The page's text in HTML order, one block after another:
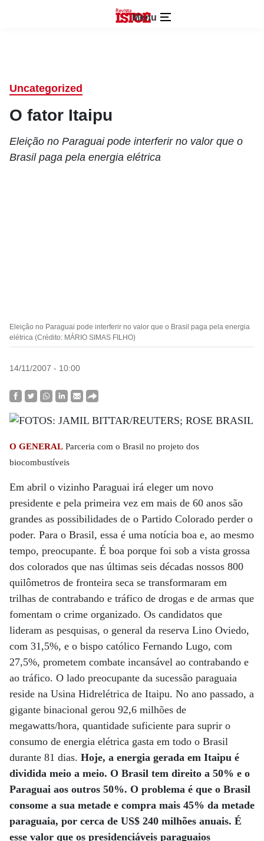
Menu
Uncategorized
O fator Itaipu
Eleição no Paraguai pode interferir no valor que o
Brasil paga pela energia elétrica
Eleição no Paraguai pode interferir no valor que o Brasil paga pela energia
elétrica (Crédito: MÁRIO SIMAS FILHO)
14/11/2007 - 10:00
O GENERAL Parceria com o Brasil no projeto dos
biocombustíveis
Em abril o vizinho Paraguai irá eleger um novo
presidente e pela primeira vez em mais de 60 anos são
grandes as possibilidades de o Partido Colorado perder o
poder. Para o Brasil, essa é uma notícia boa e, ao mesmo
tempo, preocupante. É boa porque foi sob a vista grossa
dos colorados que nas últimas seis décadas nossos 800
quilômetros de fronteira seca se transformaram em
trilhas de contrabando e tráfico de drogas e de armas que
fomentam o crime organizado. Os candidatos que
lideram as pesquisas, o general da reserva Lino Oviedo,
com 31,5%, e o bispo católico Fernando Lugo, com
27,5%, prometem combate incansável ao contrabando e
ao tráfico. O lado preocupante da sucessão paraguaia
reside na Usina Hidrelétrica de Itaipu. No ano passado, a
gigante binacional gerou 92,6 milhões de
megawatts/hora, quantidade suficiente para suprir o
consumo de energia elétrica gasta em todo o Brasil
durante 81 dias. Hoje, a energia gerada em Itaipu é
dividida meio a meio. O Brasil tem direito a 50% e o
Paraguai aos outros 50%. O problema é que o Brasil
consome a sua metade e compra mais 45% da metade
paraguaia, por cerca de US$ 240 milhões anuais. É
esse valor que os presidenciáveis paraguaios